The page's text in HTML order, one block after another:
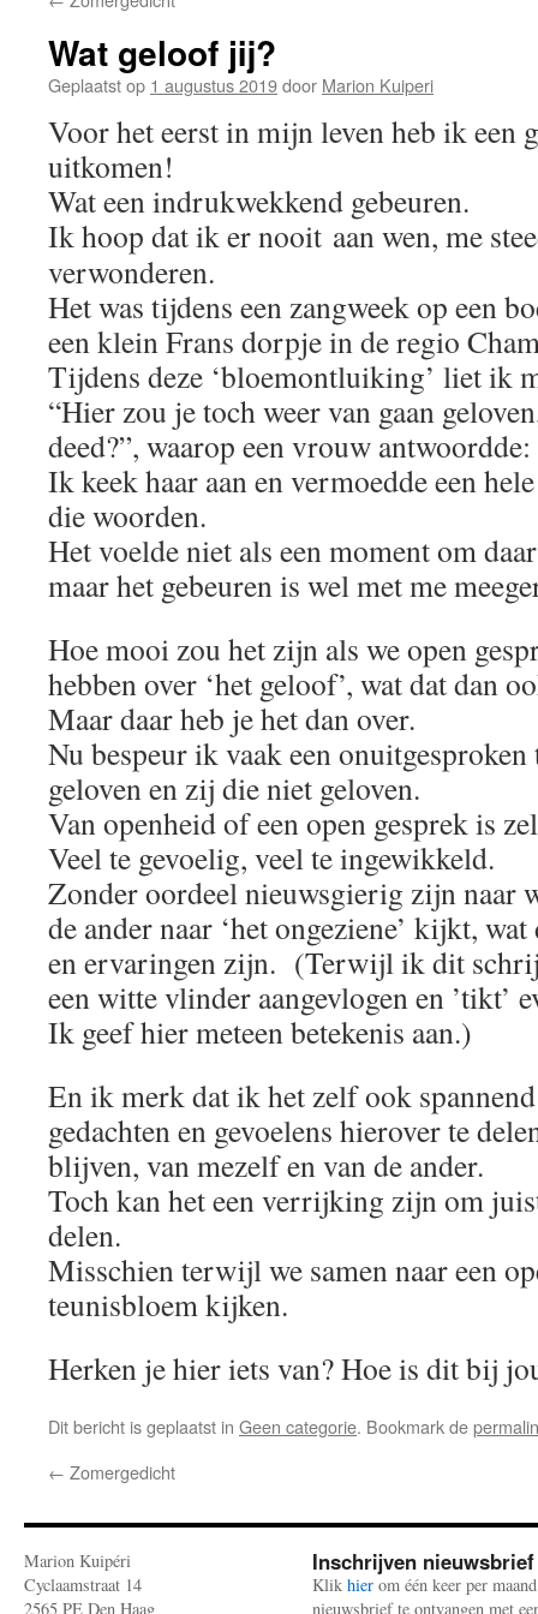
Wat geloof jij?
Geplaatst op 1 augustus 2019door Marion Kuiperi
Voor het eerst in mijn leven heb ik een
uitkomen!
Wat een indrukwekkend gebeuren.
Ik hoop dat ik er nooit aan wen, me
verwonderen.
Het was tijdens een zangweek op een
een klein Frans dorpje in de regio
Tijdens deze ‘bloemontluiking’ liet ik
“Hier zou je toch weer van gaan
deed?”, waarop een vrouw
Ik keek haar aan en vermoedde een
die woorden.
Het voelde niet als een moment om
maar het gebeuren is wel met me
Hoe mooi zou het zijn als we open
hebben over ‘het geloof’, wat dat dan
Maar daar heb je het dan over.
Nu bespeur ik vaak een
geloven en zij die niet geloven.
Van openheid of een open gesprek is
Veel te gevoelig, veel te ingewikkeld.
Zonder oordeel nieuwsgierig zijn naar
de ander naar ‘het ongeziene’ kijkt,
en ervaringen zijn. (Terwijl ik dit
een witte vlinder aangevlogen en ’tikt’
Ik geef hier meteen betekenis aan.)
En ik merk dat ik het zelf ook
gedachten en gevoelens hierover te
blijven, van mezelf en van de ander.
Toch kan het een verrijking zijn om
delen.
Misschien terwijl we samen naar een
teunisbloem kijken.
Herken je hier iets van? Hoe is dit bij
Dit bericht is geplaatst in Geen categorie. Bookmark de
← Zomergedicht
Marion Kuipéri
Cyclaamstraat 14
2565 PE Den Haag
Inschrijven nieuwsbrief
Klik hier om één keer per
nieuwsbrief te ontvangen met